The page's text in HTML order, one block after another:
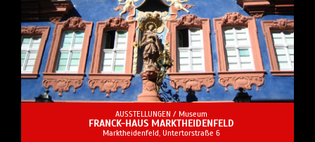
AUSSTELLUNGEN / Museum
FRANCK-HAUS MARKTHEIDENFELD
Marktheidenfeld, Untertorstraße 6